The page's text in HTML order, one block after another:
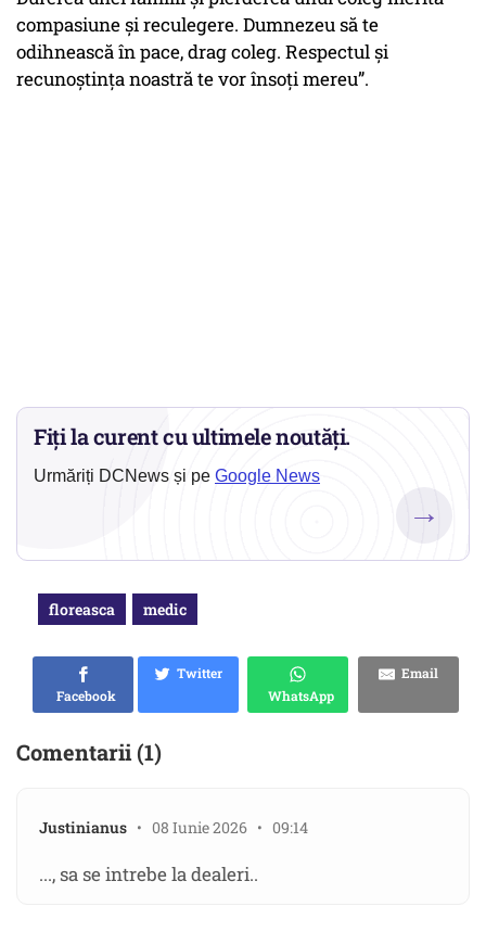
compasiune și reculegere. Dumnezeu să te
odihnească în pace, drag coleg. Respectul și
recunoștința noastră te vor însoți mereu”.
Fiți la curent cu ultimele noutăți.
Urmăriți DCNews și pe Google News
→
floreasca medic
Facebook
Twitter
WhatsApp
Email
Comentarii (1)
Justinianus • 08 Iunie 2026 • 09:14
..., sa se intrebe la dealeri..